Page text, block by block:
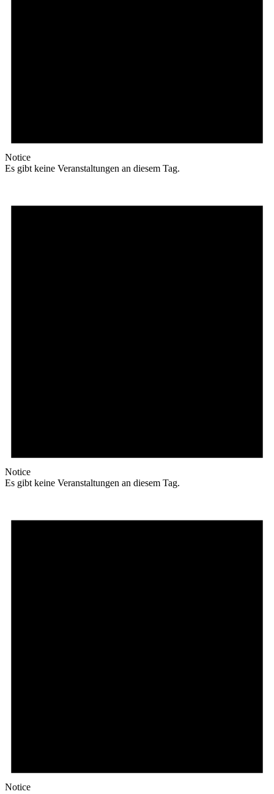
Notice
Es gibt keine Veranstaltungen an diesem Tag.
Notice
Es gibt keine Veranstaltungen an diesem Tag.
Notice